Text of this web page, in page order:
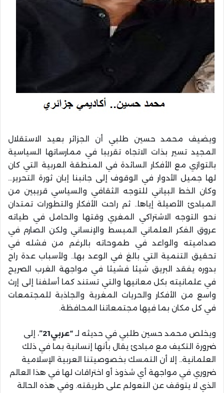
ويضيف محمد حسين طلبي أن الجزائر بعيد الاستقلال
المجيد تسير بذات الاتجاه تقريبا في ممارساتها السياسية
بالتوازي مع الأفكار السائدة في المنطقة العربية التي كان
لها جميل الأدوار في الوقوف إلى جانبنا إبان ثورة التحرير…
وكان الخط البياني للتوجه الثقافي والسياسي قريبين من
المبادئ الأصيلة إياها.. ثم راحت الأفكار والتطورات تمتدان
نحو التوجه الاشتراكي المغري وقتها والحامل في طياته
عروق الفكر العلماني المبسط والإنساني ولكن الصارم في
صداميته والواعد في طموحاته بالرغم من فشله في
تحقيق التنمية التي بالغ في الوعد بها.. ولأسباب عدة راح
بدوره يفقد البريق شيئا فشيئا في مواجهة الغرب الصريح
في علمانيته بكل معانيها والتي تستند كما أسلفنا إلى إرث
واسع من الأفكار والحريات المغرية والجاذبة للمجتمعات
في كل مكان بما فيها مجتمعاتنا المحافظة.
ويخلص محمد حسين طلبي في حديثه لـ “عربي21”
، إلى
ضرورة التكيف مع مبادئ يقال بأنها إنسانية بما في ذلك
العلمانية.. إلا أن التمسك بخصوصيتنا العربية الإسلامية
ضروري في مواجهة أي شذوذ أو اختراقات لها في هذا العالم
الذي لا يتوقف عن التعولم على طريقته. وفي هذه الحالة